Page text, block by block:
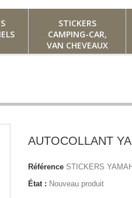
STICKERS
CAMPING-CAR,
VAN CHEVEAUX
AUTOCOLLANT
Référence STICKERS
État : Nouveau produit